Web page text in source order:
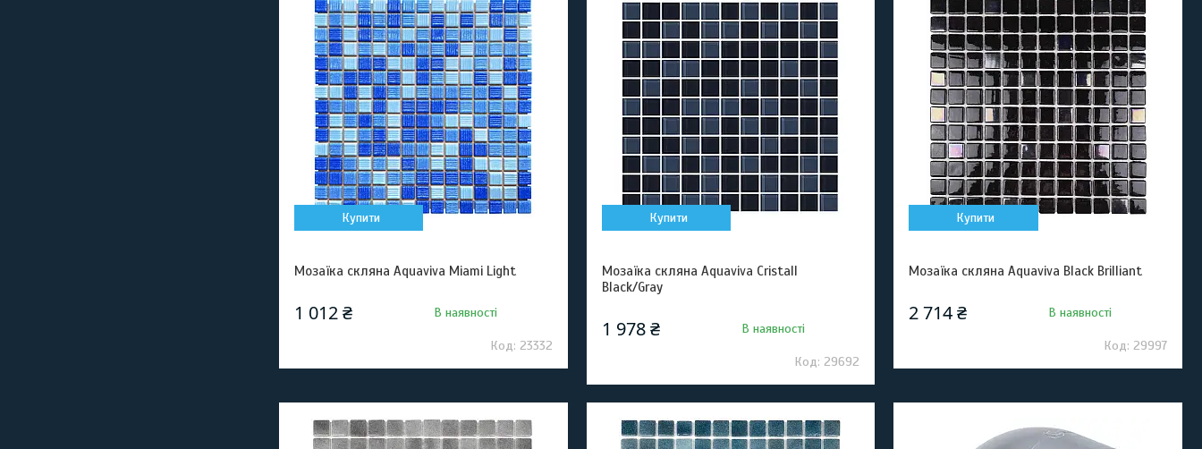
Купити
Мозаїка скляна Aquaviva Miami Light
1 012 ₴ В наявності
23332
Купити
Мозаїка скляна Aquaviva Сristall
Black/Gray
1 978 ₴ В наявності
29692
Купити
Мозаїка скляна Aquaviva Black Brilliant
2 714 ₴ В наявності
29997